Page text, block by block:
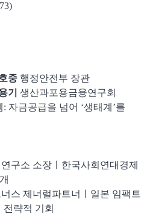
중 행정안전부 장관
기 생산과포용금융연구회
자금공급을 넘어 ‘생태계’를
구소 소장ㅣ한국사회연대경제
스 제너럴파트너ㅣ일본 임팩트
략적 기회